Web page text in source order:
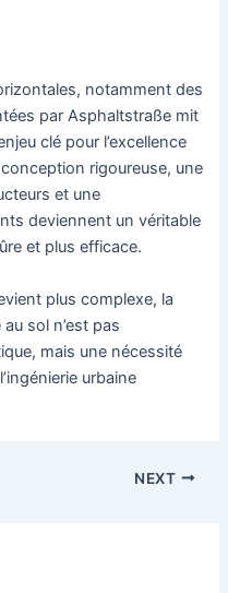
notamment des
par Asphaltstraße mit
clé pour l’excellence
rigoureuse, une
et une
deviennent un véritable
et plus efficace.
plus complexe, la
sol n’est pas
mais une nécessité
urbaine
NEXT